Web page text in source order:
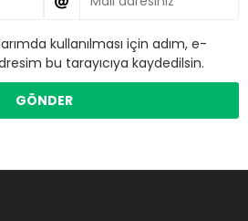
kullanılması için adım, e-
bu tarayıcıya kaydedilsin.